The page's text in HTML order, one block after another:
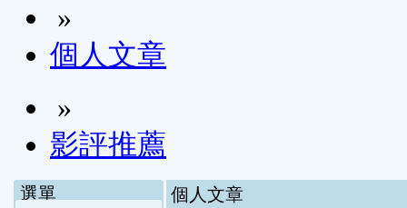
»
個人文章
»
影評推薦
選單 個人文章